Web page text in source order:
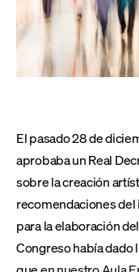
El pasado 28 de
aprobaba un Real
sobre la creación
recomendaciones
para la elaboración
Congreso había dado